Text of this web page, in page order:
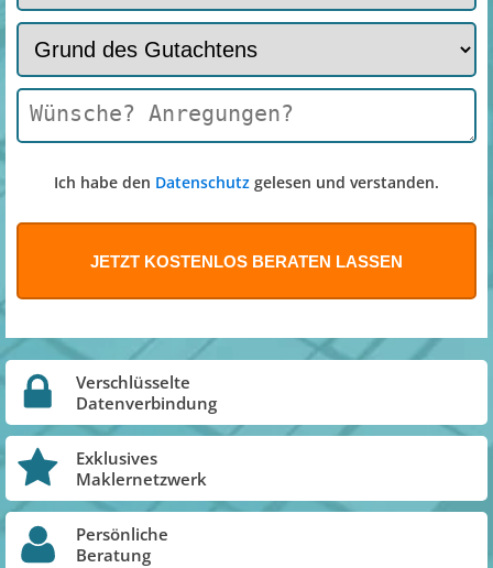
Ich habe den Datenschutz gelesen und verstanden.
Verschlüsselte
Datenverbindung
Exklusives
Maklernetzwerk
Persönliche
Beratung